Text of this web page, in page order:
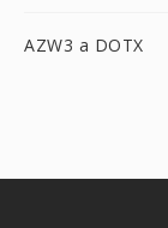
AZW3 a DOTX